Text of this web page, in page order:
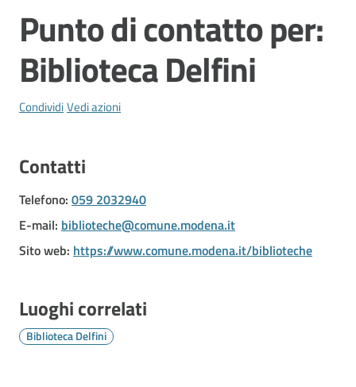
Amministrazione
Vivere
Modena
Argomenti
Salta al contenuto
Punto di contatto per:
Biblioteca Delfini
CondividiVedi azioni
Contatti
Telefono: 059 2032940
E-mail: biblioteche@comune.modena.it
Sito web: https://www.comune.modena.it/biblioteche
Luoghi correlati
Biblioteca Delfini